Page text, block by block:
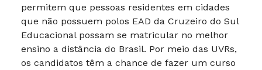
permitem que pessoas residentes em cidades
que não possuem polos EAD da Cruzeiro do Sul
Educacional possam se matricular no melhor
ensino a distância do Brasil. Por meio das UVRs,
os candidatos têm a chance de fazer um curso